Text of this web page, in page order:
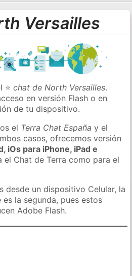
Versailles
⭐chat de North Versailles.
en versión Flash o en
de tu dispositivo.
el Terra Chat España y el
casos, ofrecemos versión
iOs para iPhone, iPad e
el Chat de Terra como para el
desde un dispositivo Celular, la
la segunda, pues estos
Adobe Flash.